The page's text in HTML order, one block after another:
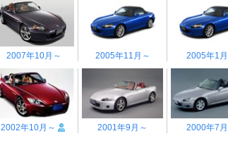
2007年10月～ 2005年11月～ 2005年1
2002年10月～ 2001年9月～ 2000年7